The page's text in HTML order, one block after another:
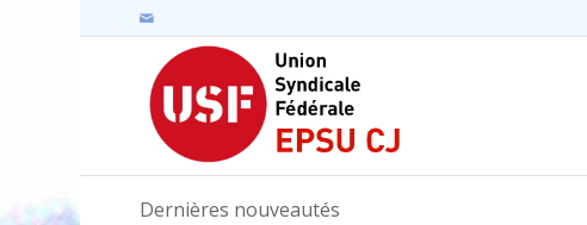
Dernières nouveautés